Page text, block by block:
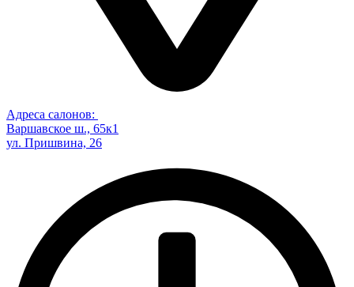
Адреса салонов:
Варшавское ш., 65к1
ул. Пришвина, 26